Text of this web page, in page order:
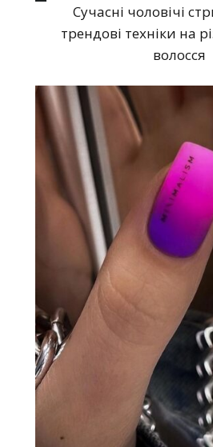
Сучасні чоловічі
трендові техніки на
волосся